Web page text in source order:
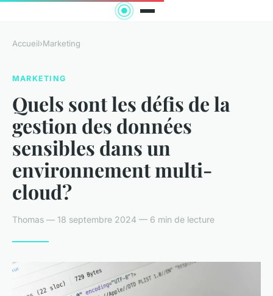
Accueil›Marketing
MARKETING
Quels sont les défis de la
gestion des données
sensibles dans un
environnement multi-
cloud?
Thomas — 18 septembre 2024 — 6 min de lecture